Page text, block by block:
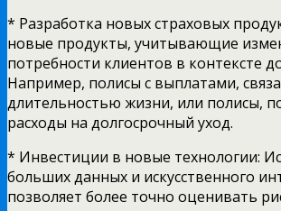
* Разработка новых страховых
новые продукты, учитывающие
потребности клиентов в контексте
Например, полисы с выплатами,
длительностью жизни, или полисы,
расходы на долгосрочный уход.
* Инвестиции в новые технологии:
больших данных и искусственного
позволяет более точно оценивать